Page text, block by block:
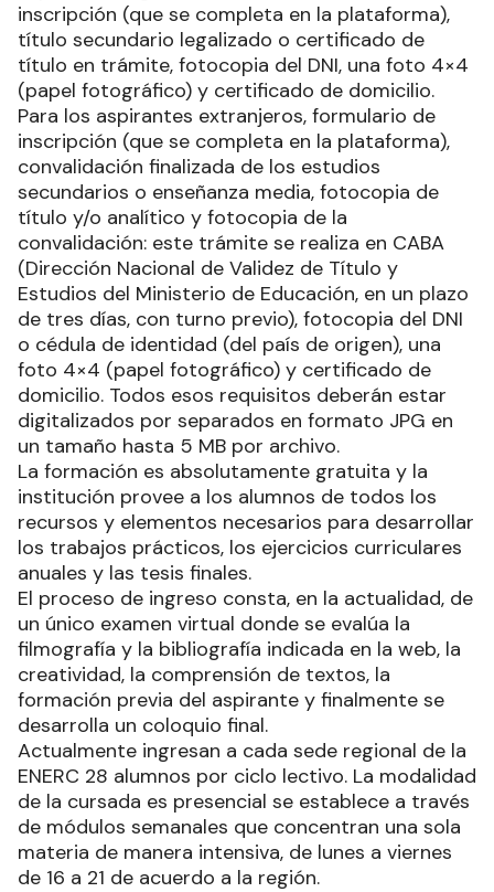
inscripción (que se completa en la plataforma),
título secundario legalizado o certificado de
título en trámite, fotocopia del DNI, una foto 4×4
(papel fotográfico) y certificado de domicilio.
Para los aspirantes extranjeros, formulario de
inscripción (que se completa en la plataforma),
convalidación finalizada de los estudios
secundarios o enseñanza media, fotocopia de
título y/o analítico y fotocopia de la
convalidación: este trámite se realiza en CABA
(Dirección Nacional de Validez de Título y
Estudios del Ministerio de Educación, en un plazo
de tres días, con turno previo), fotocopia del DNI
o cédula de identidad (del país de origen), una
foto 4×4 (papel fotográfico) y certificado de
domicilio. Todos esos requisitos deberán estar
digitalizados por separados en formato JPG en
un tamaño hasta 5 MB por archivo.
La formación es absolutamente gratuita y la
institución provee a los alumnos de todos los
recursos y elementos necesarios para desarrollar
los trabajos prácticos, los ejercicios curriculares
anuales y las tesis finales.
El proceso de ingreso consta, en la actualidad, de
un único examen virtual donde se evalúa la
filmografía y la bibliografía indicada en la web, la
creatividad, la comprensión de textos, la
formación previa del aspirante y finalmente se
desarrolla un coloquio final.
Actualmente ingresan a cada sede regional de la
ENERC 28 alumnos por ciclo lectivo. La modalidad
de la cursada es presencial se establece a través
de módulos semanales que concentran una sola
materia de manera intensiva, de lunes a viernes
de 16 a 21 de acuerdo a la región.